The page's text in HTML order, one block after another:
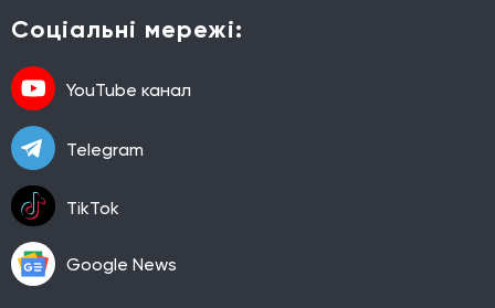
Соціальні мережі:
YouTube канал
Telegram
TikTok
Google News